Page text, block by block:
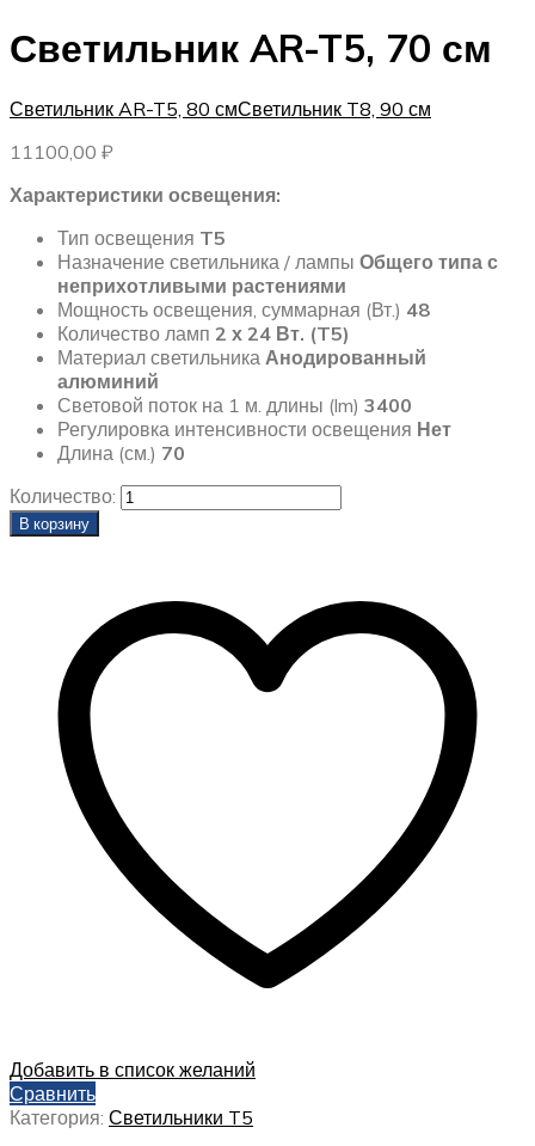
Светильник AR-T5, 70 см
Светильник AR-T5, 80 смСветильник T8, 90 см
11100,00 ₽
Характеристики освещения:
Тип освещения T5
Назначение светильника / лампы Общего типа с
неприхотливыми растениями
Мощность освещения, суммарная (Вт.) 48
Количество ламп 2 х 24 Вт. (T5)
Материал светильника Анодированный
алюминий
Световой поток на 1 м. длины (lm) 3400
Регулировка интенсивности освещения Нет
Длина (см.) 70
Количество:
В корзину
Добавить в список желаний
Сравнить
Категория: Светильники T5